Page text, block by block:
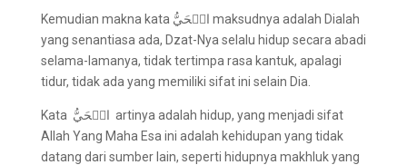
Kemudian makna kata الۡحَيُّ maksudnya adalah Dialah
yang senantiasa ada, Dzat-Nya selalu hidup secara abadi
selama-lamanya, tidak tertimpa rasa kantuk, apalagi
tidur, tidak ada yang memiliki sifat ini selain Dia.
artinya adalah hidup, yang menjadi sifat
Allah Yang Maha Esa ini adalah kehidupan yang tidak
datang dari sumber lain, seperti hidupnya makhluk yang